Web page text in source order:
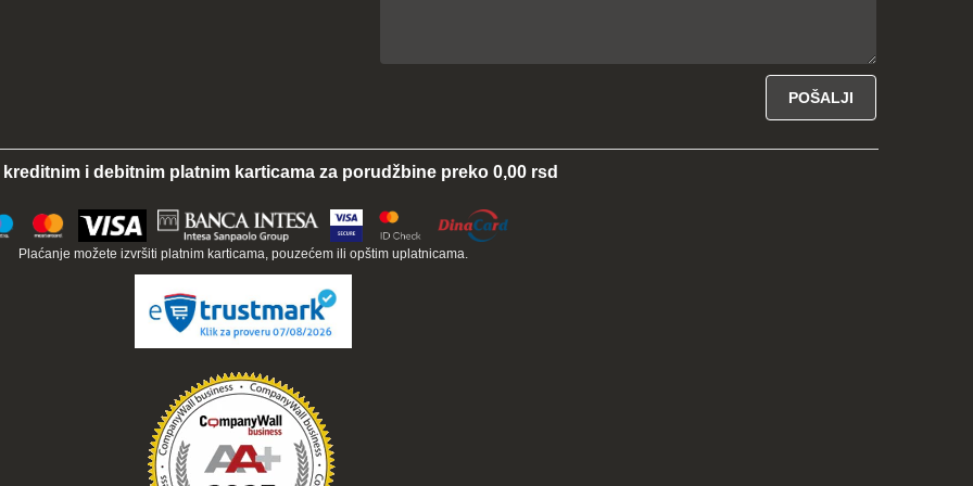
kreditnim i debitnim platnim karticama za porudžbine preko 0,00 rsd
Plaćanje možete izvršiti platnim karticama, pouzećem ili opštim uplatnicama.